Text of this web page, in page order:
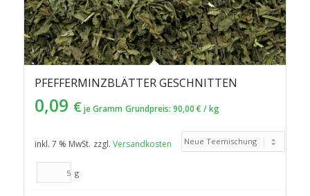
PFEFFERMINZBLÄTTER GESCHNITTEN
0,09 € je Gramm Grundpreis: 90,00 € /kg
inkl. 7 % MwSt. zzgl. Versandkosten
g